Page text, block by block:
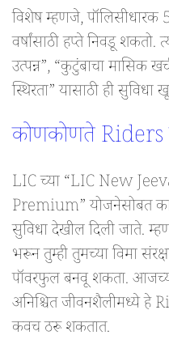
विशेष म्हणजे, पॉलिसीधारक
वर्षांसाठी हप्ते निवडू शकतो.
उत्पन्न”, “कुटुंबाचा मासिक
स्थिरता” यासाठी ही
कोणकोणते Riders
LIC च्या “LIC New
Premium” योजनेसोबत
सुविधा देखील दिली जाते.
भरून तुम्ही तुमच्या विमा
पॉवरफुल बनवू शकता.
अनिश्चित जीवनशैलीमध्ये हे
कवच ठरू शकतात.